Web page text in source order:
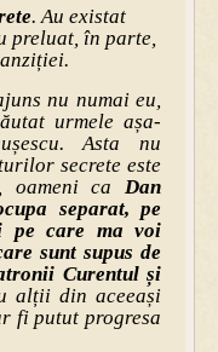
. Au existat
preluat, în parte,
nu numai eu,
urmele așa-
Asta nu
secrete este
oameni caDan
separat, pe
pe care ma voi
sunt supus de
Curentul și
alții din aceeași
fi putut progresa